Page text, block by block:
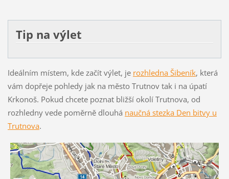
Tip na výlet
Ideálním místem, kde začít výlet, je rozhledna Šibeník, která
vám dopřeje pohledy jak na město Trutnov tak i na úpatí
Krkonoš. Pokud chcete poznat bližší okolí Trutnova, od
rozhledny vede poměrně dlouhá naučná stezka Den bitvy u
Trutnova.